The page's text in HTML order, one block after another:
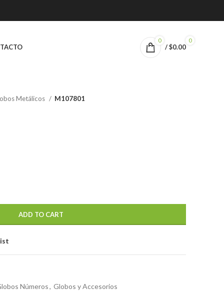
0 0
/$0.00
Metálicos M107801
ADD TO CART
Números, Globos y Accesorios